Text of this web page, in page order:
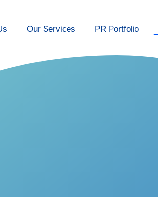
Our Services PR Portfolio